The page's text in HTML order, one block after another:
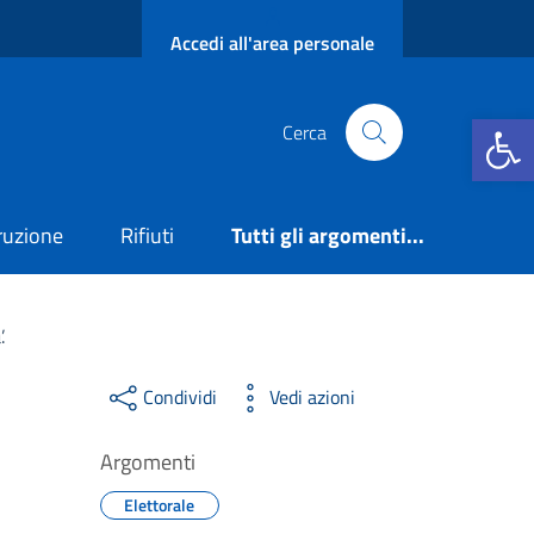
Apri la
Accedi all'area personale
Cerca
Rifiuti Tutti gli argomenti...
Condividi Vedi azioni
Argomenti
Elettorale